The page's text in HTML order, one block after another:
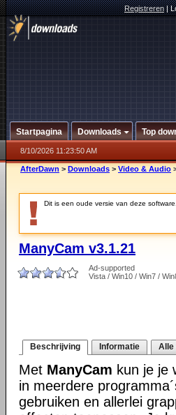
Registreren|
Startpagina Downloads Top
8/10/2026 11:23:50 AM
AfterDawn > Downloads > Video & Audio
Dit is een oude versie van deze
ManyCam v3.1.21
Ad-supported
Vista / Win10 / Win7 /
Beschrijving Informatie Alle
Met ManyCam kun je je
in meerdere
gebruiken en allerlei